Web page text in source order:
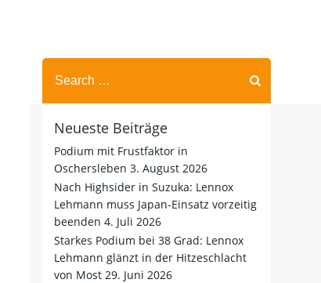
Search
for:
Neueste Beiträge
Podium mit Frustfaktor in
Oschersleben 3. August 2026
Nach Highsider in Suzuka: Lennox
Lehmann muss Japan-Einsatz vorzeitig
beenden 4. Juli 2026
Starkes Podium bei 38 Grad: Lennox
Lehmann glänzt in der Hitzeschlacht
von Most 29. Juni 2026